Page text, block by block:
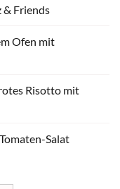
& Friends
Ofen mit
Risotto mit
Salat